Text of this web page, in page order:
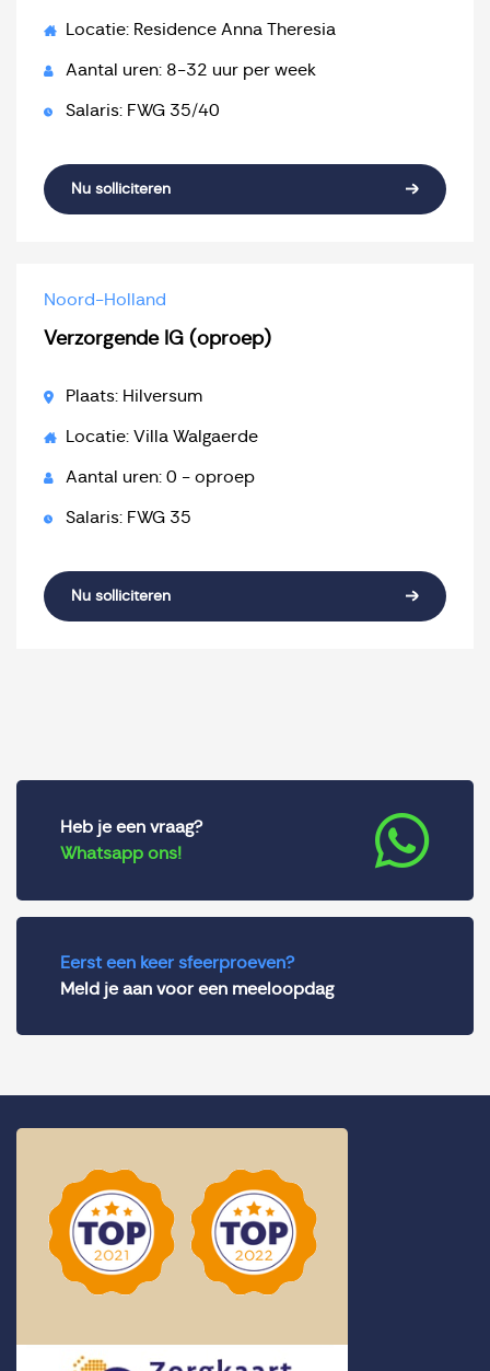
Locatie: Residence Anna Theresia
Aantal uren: 8-32 uur per week
Salaris: FWG 35/40
Nu solliciteren
Noord-Holland
Verzorgende IG (oproep)
Plaats: Hilversum
Locatie: Villa Walgaerde
Aantal uren: 0 - oproep
Salaris: FWG 35
Nu solliciteren
Heb je een vraag?
Whatsapp ons!
Eerst een keer sfeerproeven?
Meld je aan voor een meeloopdag